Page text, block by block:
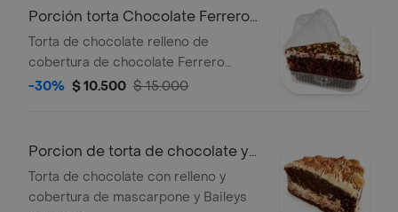
Porción torta Chocolate Ferrero
Rocher
Torta de chocolate relleno de
cobertura de chocolate Ferrero
Rocher, decorada con chocolate de
-30% $ 10.500 $ 15.000
Porcion de torta de chocolate y
Baileys
Torta de chocolate con relleno y
cobertura de mascarpone y Baileys